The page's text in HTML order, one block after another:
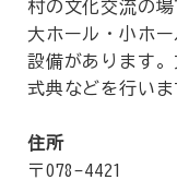
村の文化交流の
大ホール・小ホ
設備があります
式典などを行いま
住所
〒078-4421